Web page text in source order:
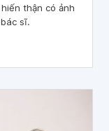
thận có ảnh
sĩ.